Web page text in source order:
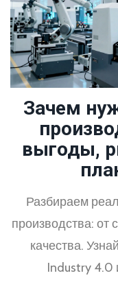
Зачем
выгоды,
Разбираем
производства: от
качества.
Industry 4.0